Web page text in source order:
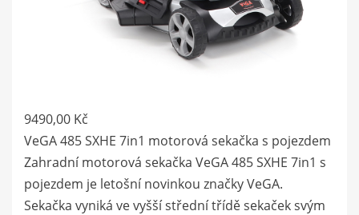
9490,00 Kč
VeGA 485 SXHE 7in1 motorová sekačka s pojezdem
Zahradní motorová sekačka VeGA 485 SXHE 7in1 s
pojezdem je letošní novinkou značky VeGA.
Sekačka vyniká ve vyšší střední třídě sekaček svým